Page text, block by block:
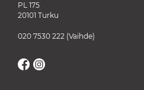
PL 175
20101 Turku
020 7530 222 (Vaihde)